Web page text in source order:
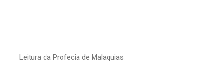
Leitura da Profecia de Malaquias.